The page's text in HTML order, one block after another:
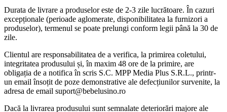
Durata de livrare a produselor este de 2-3 zile lucrătoare. În cazuri
excepționale (perioade aglomerate, disponibilitatea la furnizori a
produselor), termenul se poate prelungi conform legii până la 30 de
zile.
Clientul are responsabilitatea de a verifica, la primirea coletului,
integritatea produsului și, în maxim 48 ore de la primire, are
obligația de a notifica în scris S.C. MPP Media Plus S.R.L., printr-
un email însoțit de poze demonstrative ale defecțiunilor survenite, la
adresa de email suport@bebelusino.ro
Dacă la livrarea produsului sunt semnalate deteriorări majore ale